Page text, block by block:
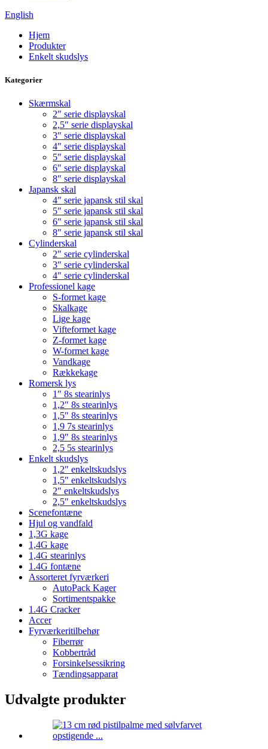
English
Hjem
Produkter
Enkelt skudslys
Kategorier
Skærmskal
2″ serie displayskal
2,5″ serie displayskal
3″ serie displayskal
4″ serie displayskal
5″ serie displayskal
6″ serie displayskal
8″ serie displayskal
Japansk skal
4″ serie japansk stil skal
5″ serie japansk stil skal
6″ serie japansk stil skal
8″ serie japansk stil skal
Cylinderskal
2″ serie cylinderskal
3″ serie cylinderskal
4″ serie cylinderskal
Professionel kage
S-formet kage
Skalkage
Lige kage
Vifteformet kage
Z-formet kage
W-formet kage
Vandkage
Rækkekage
Romersk lys
1″ 8s stearinlys
1,2″ 8s stearinlys
1,5″ 8s stearinlys
1,9 7s stearinlys
1,9″ 8s stearinlys
2,5 5s stearinlys
Enkelt skudslys
1,2″ enkeltskudslys
1,5″ enkeltskudslys
2″ enkeltskudslys
2,5″ enkeltskudslys
Scenefontæne
Hjul og vandfald
1,3G kage
1,4G kage
1,4G stearinlys
1.4G fontæne
Assorteret fyrværkeri
AutoPack Kager
Sortimentspakke
1.4G Cracker
Accer
Fyrværkeritilbehør
Fiberrør
Kobbertråd
Forsinkelsessikring
Tændingsapparat
Udvalgte produkter